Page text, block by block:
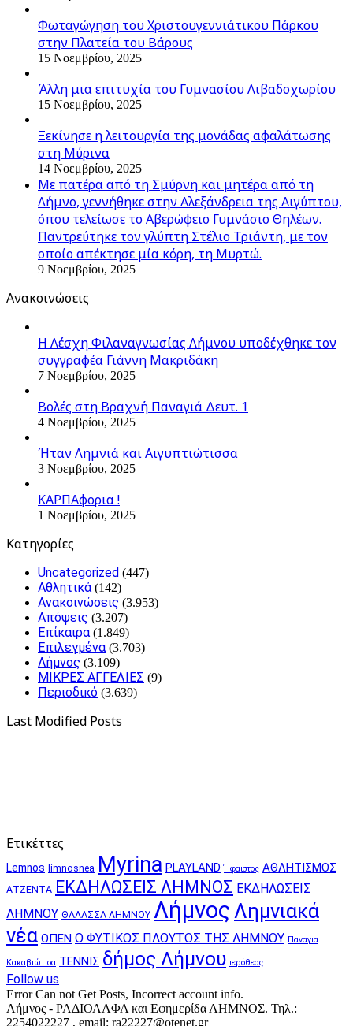
Φωταγώγηση του Χριστουγεννιάτικου Πάρκου
στην Πλατεία του Βάρους
15 Νοεμβρίου, 2025
Άλλη μια επιτυχία του Γυμνασίου Λιβαδοχωρίου
15 Νοεμβρίου, 2025
Ξεκίνησε η λειτουργία της μονάδας αφαλάτωσης
στη Μύρινα
14 Νοεμβρίου, 2025
Με πατέρα από τη Σμύρνη και μητέρα από τη
Λήμνο, γεννήθηκε στην Αλεξάνδρεια της Αιγύπτου,
όπου τελείωσε το Αβερώφειο Γυμνάσιο Θηλέων.
Παντρεύτηκε τον γλύπτη Στέλιο Τριάντη, με τον
οποίο απέκτησε μία κόρη, τη Μυρτώ.
9 Νοεμβρίου, 2025
Ανακοινώσεις
Η Λέσχη Φιλαναγνωσίας Λήμνου υποδέχθηκε τον
συγγραφέα Γιάννη Μακριδάκη
7 Νοεμβρίου, 2025
Βολές στη Βραχνή Παναγιά Δευτ. 1
4 Νοεμβρίου, 2025
Ήταν Λημνιά και Αιγυπτιώτισσα
3 Νοεμβρίου, 2025
ΚΑΡΠΑφορια !
1 Νοεμβρίου, 2025
Kατηγορίες
Uncategorized (447)
Αθλητικά (142)
Ανακοινώσεις (3.953)
Απόψεις (3.207)
Επίκαιρα (1.849)
Επιλεγμένα (3.703)
Λήμνος (3.109)
ΜΙΚΡΕΣ ΑΓΓΕΛΙΕΣ (9)
Περιοδικό (3.639)
Last Modified Posts
Ετικέττες
Lemnos limnosnea Myrina PLAYLAND Ήφαιστος ΑΘΛΗΤΙΣΜΟΣ
ΑΤΖΕΝΤΑ ΕΚΔΗΛΩΣΕΙΣ ΛΗΜΝΟΣ ΕΚΔΗΛΩΣΕΙΣ
ΛΗΜΝΟΥ ΘΑΛΑΣΣΑ ΛΗΜΝΟΥ Λήμνος Λημνιακά
νέα ΟΠΕΝ Ο ΦΥΤΙΚΟΣ ΠΛΟΥΤΟΣ ΤΗΣ ΛΗΜΝΟΥ Παναγια
Κακαβιώτισα ΤΕΝΝΙΣ δήμος Λήμνου ιερόθεος
Follow us
Error Can not Get Posts, Incorrect account info.
Λήμνος - ΡΑΔΙΟΑΛΦΑ και Εφημερίδα ΛΗΜΝΟΣ. Τηλ.:
2254022227 , email: ra22227@otenet.gr